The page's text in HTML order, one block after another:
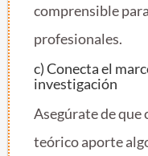
comprensible
profesionales.
c) Conecta el
investigación
Asegúrate de que
teórico aporte